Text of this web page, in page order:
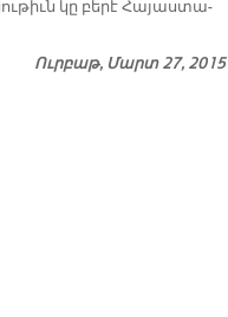
կը բե­րէ Հա­յաս­տա­
Ուրբաթ, Մարտ 27, 2015